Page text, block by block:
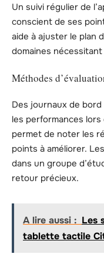
Un suivi régulier de
conscient de ses
aide à ajuster le plan
domaines
Méthodes
Des journaux de
les performances lors
permet de noter les
points à améliorer.
dans un groupe
retour précieux.
A lire aussi : Les
tablette tactile